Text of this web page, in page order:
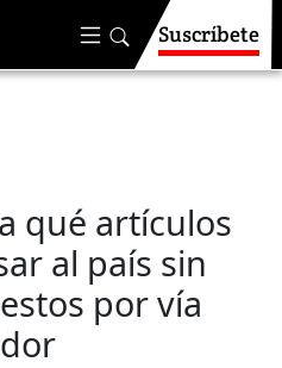
Suscríbete
qué artículos
al país sin
por vía